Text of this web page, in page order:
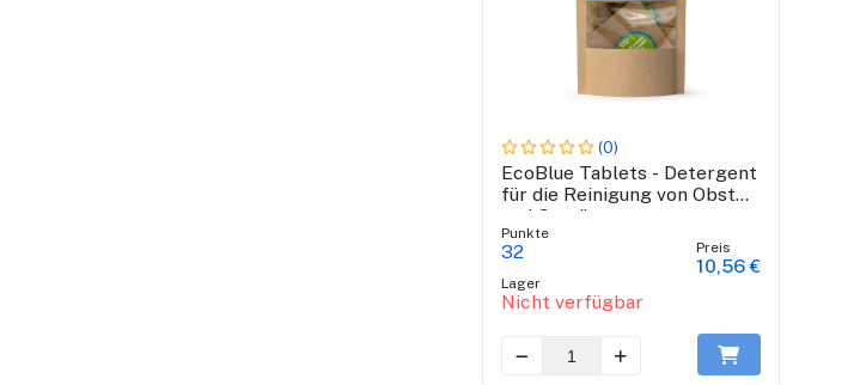
(0)
EcoBlue Tablets - Detergent
für die Reinigung von Obst
und Gemüse
Punkte
32
Lager
Nicht verfügbar
Preis
10,56 €